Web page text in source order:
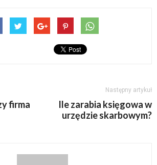
firma
Następny artykuł
Ile zarabia księgowa w
urzędzie skarbowym?